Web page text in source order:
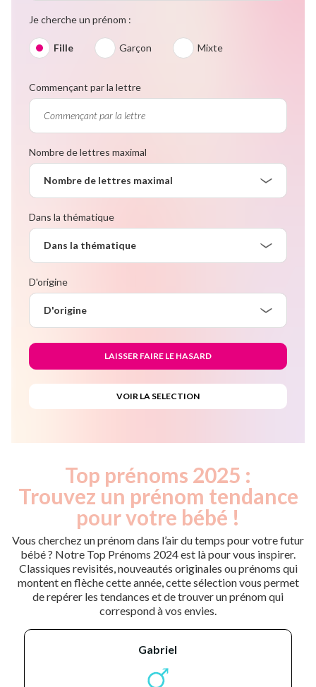
Je cherche un prénom :
Fille Garçon Mixte
Commençant par la lettre
Nombre de lettres maximal
Nombre de lettres maximal
Dans la thématique
Dans la thématique
D'origine
D'origine
Top prénoms 2025 :
Trouvez un prénom tendance
pour votre bébé !
Vous cherchez un prénom dans l’air du temps pour votre futur
bébé ? Notre Top Prénoms 2024 est là pour vous inspirer.
Classiques revisités, nouveautés originales ou prénoms qui
montent en flèche cette année, cette sélection vous permet
de repérer les tendances et de trouver un prénom qui
correspond à vos envies.
gabriel